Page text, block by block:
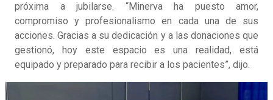
próxima a jubilarse. “Minerva ha puesto amor,
compromiso y profesionalismo en cada una de sus
acciones. Gracias a su dedicación y a las donaciones que
gestionó, hoy este espacio es una realidad, está
equipado y preparado para recibir a los pacientes”, dijo.